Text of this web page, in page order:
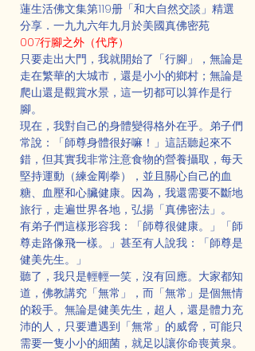
蓮生活佛文集第119册「和大自然交談」精選
分享．一九九六年九月於美國真佛密苑
007行腳之外（代序）
只要走出大門，我就開始了「行腳」，無論是
走在繁華的大城市，還是小小的鄉村；無論是
爬山還是觀賞水景，這一切都可以算作是行
腳。
現在，我對自己的身體變得格外在乎。弟子們
常說：「師尊身體很好嘛！」這話聽起來不
錯，但其實我非常注意食物的營養攝取，每天
堅持運動（練金剛拳），並且關心自己的血
糖、血壓和心臟健康。因為，我還需要不斷地
旅行，走遍世界各地，弘揚「真佛密法」。
有弟子們這樣形容我：「師尊很健康。」「師
尊走路像飛一樣。」甚至有人說我：「師尊是
健美先生。」
聽了，我只是輕輕一笑，沒有回應。大家都知
道，佛教講究「無常」，而「無常」是個無情
的殺手。無論是健美先生，超人，還是體力充
沛的人，只要遭遇到「無常」的威脅，可能只
需要一隻小小的細菌，就足以讓你命喪黃泉。